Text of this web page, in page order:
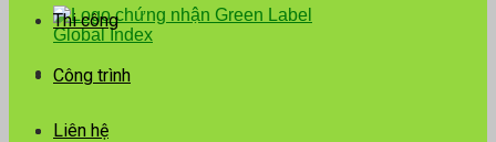
Thi công
Công trình
Liên hệ